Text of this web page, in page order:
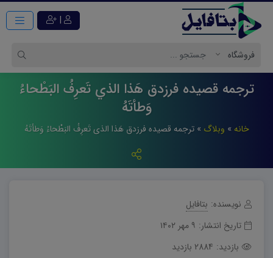
|
ترجمه قصیده فرزدق هَذا الذي تَعرِفُ البَطْحاءُ
وَطأتَهُ
خانه » وبلاگ »ترجمه قصیده فرزدق هَذا الذی تَعرِفُ البَطْحاءُ وَطأتَهُ
نویسنده: بتافایل
تاریخ انتشار: ۹ مهر ۱۴۰۲
بازدید: 2884 بازدید